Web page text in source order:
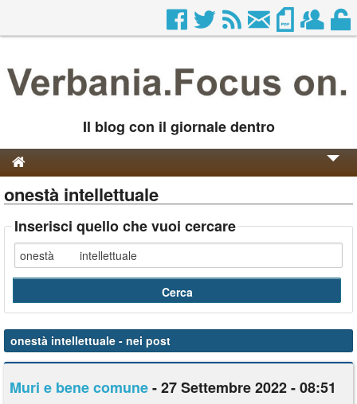
Il blog con il giornale dentro
Genesi e Storia
Contatti
onestà intellettuale
Inserisci quello che vuoi cercare
onestà intellettuale - nei post
Muri e bene comune- 27 Settembre 2022 - 08:51